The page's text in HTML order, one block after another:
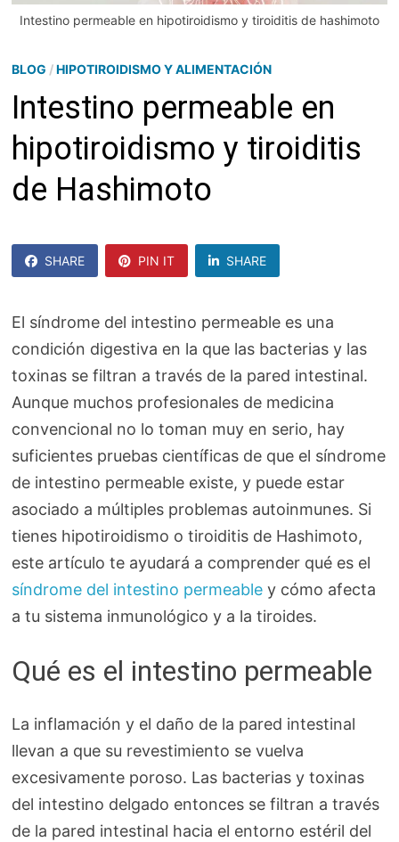
Intestino permeable en hipotiroidismo y tiroiditis de hashimoto
BLOG /HIPOTIROIDISMO Y ALIMENTACIÓN
Intestino permeable en
hipotiroidismo y tiroiditis
de Hashimoto
SHARE PIN IT SHARE
El síndrome del intestino permeable es una
condición digestiva en la que las bacterias y las
toxinas se filtran a través de la pared intestinal.
Aunque muchos profesionales de medicina
convencional no lo toman muy en serio, hay
suficientes pruebas científicas de que el síndrome
de intestino permeable existe, y puede estar
asociado a múltiples problemas autoinmunes. Si
tienes hipotiroidismo o tiroiditis de Hashimoto,
este artículo te ayudará a comprender qué es el
síndrome del intestino permeable y cómo afecta
a tu sistema inmunológico y a la tiroides.
Qué es el intestino permeable
La inflamación y el daño de la pared intestinal
llevan a que su revestimiento se vuelva
excesivamente poroso. Las bacterias y toxinas
del intestino delgado entonces se filtran a través
de la pared intestinal hacia el entorno estéril del